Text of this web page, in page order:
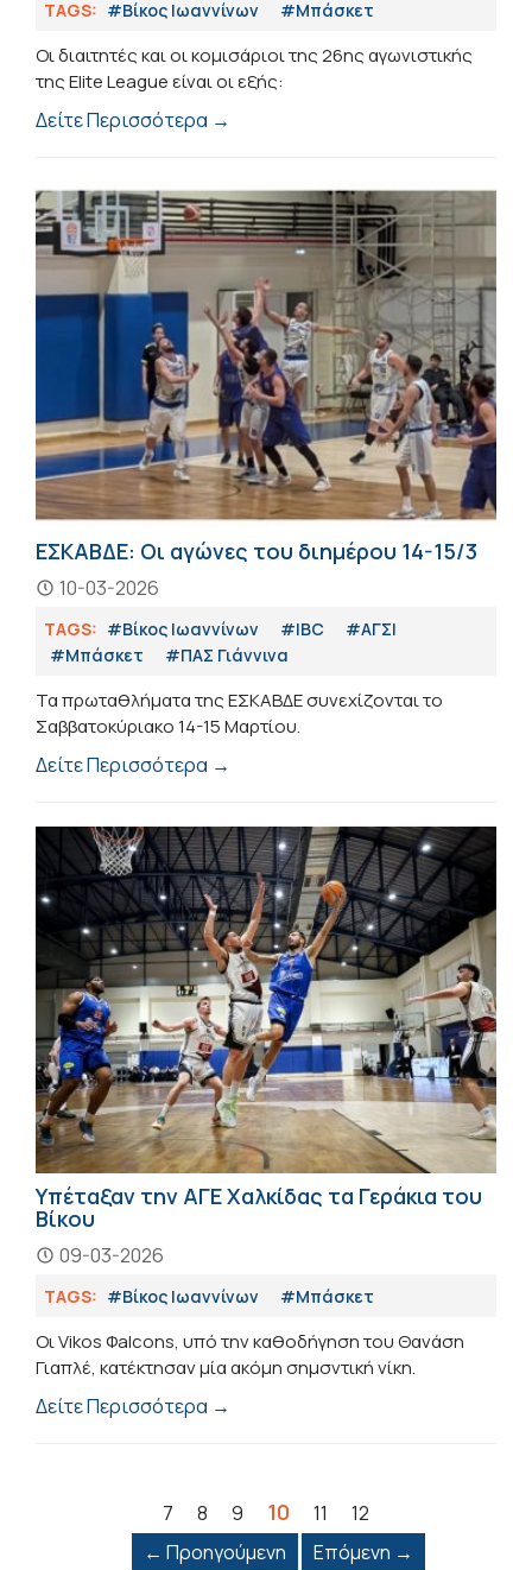
TAGS: #Βίκος Ιωαννίνων #Μπάσκετ
Οι διαιτητές και οι κομισάριοι της 26ης αγωνιστικής
της Elite League είναι οι εξής:
Δείτε Περισσότερα →
ΕΣΚΑΒΔΕ: Οι αγώνες του διημέρου 14-15/3
10-03-2026
TAGS: #Βίκος Ιωαννίνων #IBC
#ΑΓΣΙ
#Μπάσκετ
#ΠΑΣ Γιάννινα
Τα πρωταθλήματα της ΕΣΚΑΒΔΕ συνεχίζονται το
Σαββατοκύριακο 14-15 Μαρτίου.
Δείτε Περισσότερα →
Υπέταξαν την ΑΓΕ Χαλκίδας τα Γεράκια του
Βίκου
09-03-2026
TAGS: #Βίκος Ιωαννίνων #Μπάσκετ
Οι Vikos Φalcons, υπό την καθοδήγηση του Θανάση
Γιαπλέ, κατέκτησαν μία ακόμη σημσντική νίκη.
Δείτε Περισσότερα →
7 8 9 10 11
12
← Προηγούμενη
Επόμενη →